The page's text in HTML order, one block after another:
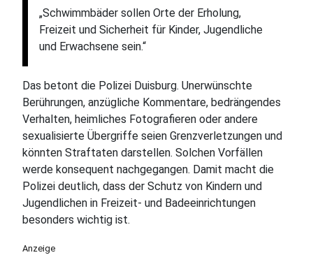
„Schwimmbäder sollen Orte der Erholung,
Freizeit und Sicherheit für Kinder, Jugendliche
und Erwachsene sein.“
Das betont die Polizei Duisburg. Unerwünschte
Berührungen, anzügliche Kommentare, bedrängendes
Verhalten, heimliches Fotografieren oder andere
sexualisierte Übergriffe seien Grenzverletzungen und
könnten Straftaten darstellen. Solchen Vorfällen
werde konsequent nachgegangen. Damit macht die
Polizei deutlich, dass der Schutz von Kindern und
Jugendlichen in Freizeit- und Badeeinrichtungen
besonders wichtig ist.
Anzeige